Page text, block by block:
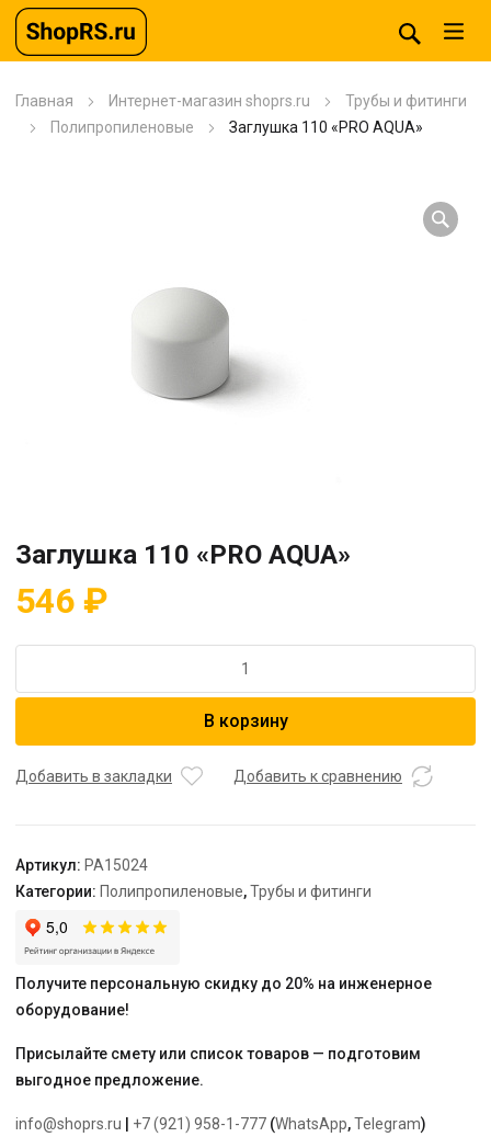
Главная Интернет-магазин shoprs.ru
Трубы и фитинги
Полипропиленовые
Заглушка 110 «PRO AQUA»
Заглушка 110 «PRO AQUA»
546 ₽
Заглушка
AQUA"
В корзину
Добавить в закладки Добавить к сравнению
Артикул: PA15024
Категории: Полипропиленовые,Трубы и фитинги
Получите персональную скидку до 20% на инженерное
оборудование!
Присылайте смету или список товаров — подготовим
выгодное предложение.
info@shoprs.ru +7 (921) 958-1-777 (WhatsApp,Telegram)